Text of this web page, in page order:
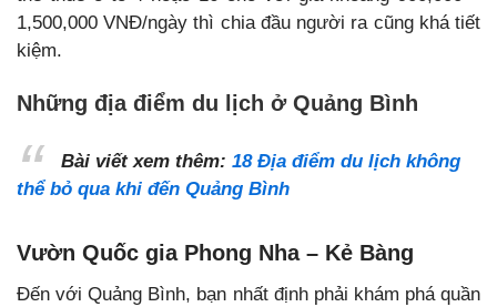
1,500,000 VNĐ/ngày thì chia đầu người ra cũng khá tiết
kiệm.
Những địa điểm du lịch ở Quảng Bình
Bài viết xem thêm: 18 Địa điểm du lịch không
thể bỏ qua khi đến Quảng Bình
Vườn Quốc gia Phong Nha – Kẻ Bàng
Đến với Quảng Bình, bạn nhất định phải khám phá quần